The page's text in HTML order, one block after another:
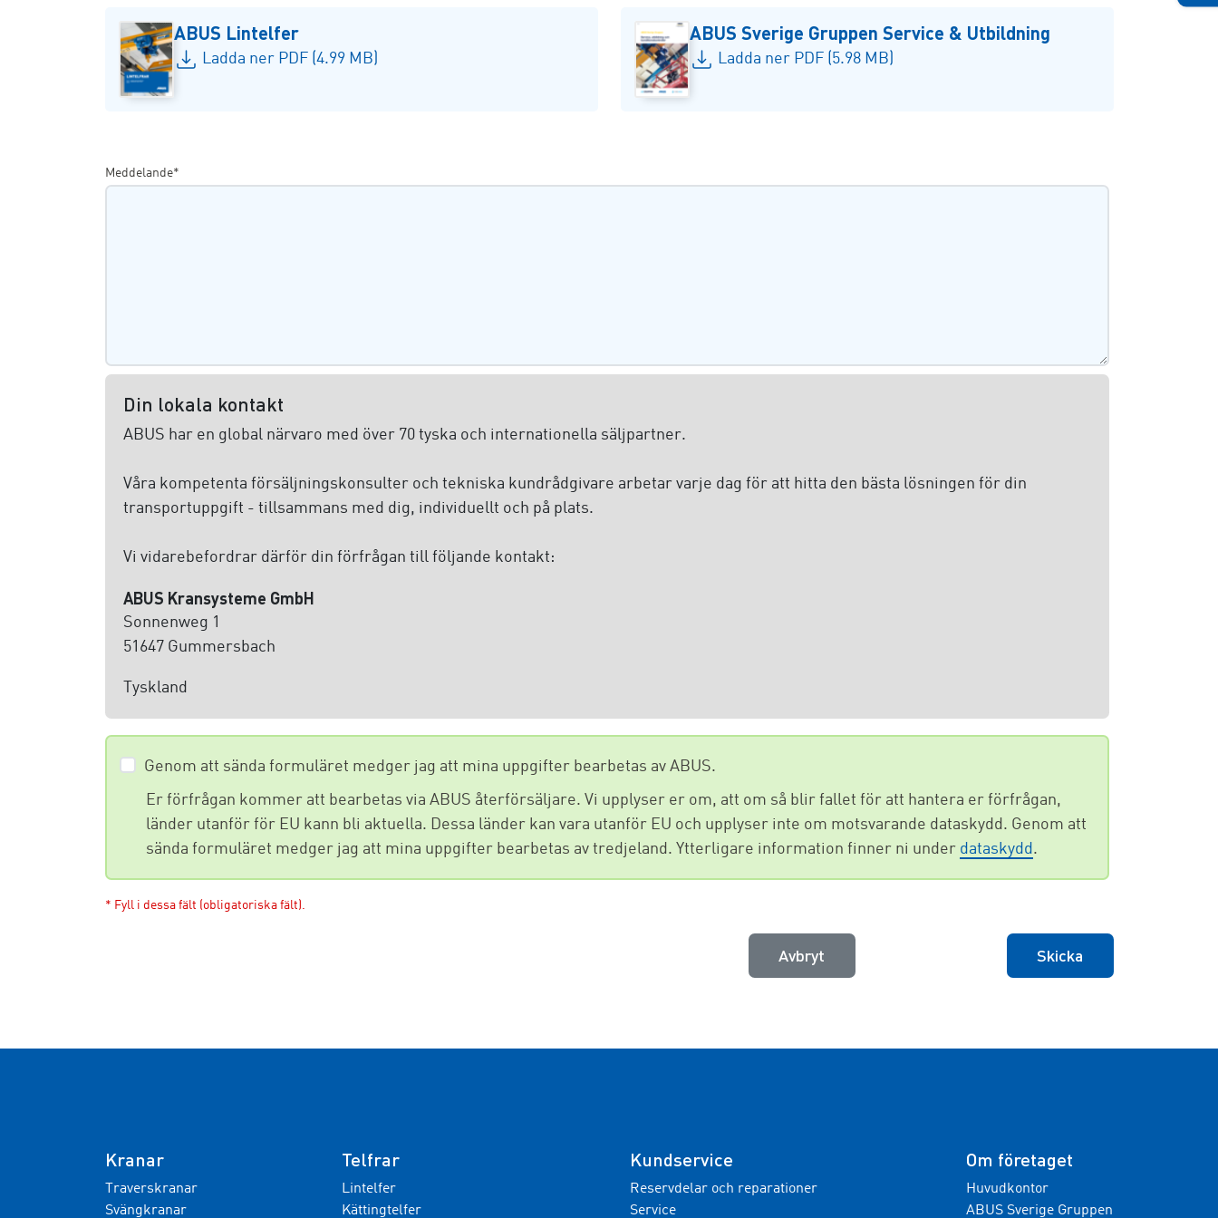
ABUS Lintelfer
Ladda ner PDF (4.99 MB)
ABUS Sverige Gruppen Service & Utbildning
Ladda ner PDF (5.98 MB)
Meddelande*
Din lokala kontakt
ABUS har en global närvaro med över 70 tyska och internationella säljpartner.
Våra kompetenta försäljningskonsulter och tekniska kundrådgivare arbetar varje dag för att hitta den bästa lösningen för din
transportuppgift - tillsammans med dig, individuellt och på plats.
Vi vidarebefordrar därför din förfrågan till följande kontakt:
ABUS Kransysteme GmbH
Sonnenweg 1
51647 Gummersbach
Tyskland
Genom att sända formuläret medger jag att mina uppgifter bearbetas av ABUS.
Er förfrågan kommer att bearbetas via ABUS återförsäljare. Vi upplyser er om, att om så blir fallet för att hantera er förfrågan,
länder utanför för EU kann bli aktuella. Dessa länder kan vara utanför EU och upplyser inte om motsvarande dataskydd. Genom att
sända formuläret medger jag att mina uppgifter bearbetas av tredjeland. Ytterligare information finner ni under dataskydd .
* Fyll i dessa fält (obligatoriska fält).
Avbryt Skicka
Kranar
Traverskranar
Svängkranar
Telfrar
Lintelfer
Kättingtelfer
Kundservice
Reservdelar och reparationer
Service
Om företaget
Huvudkontor
ABUS Sverige Gruppen